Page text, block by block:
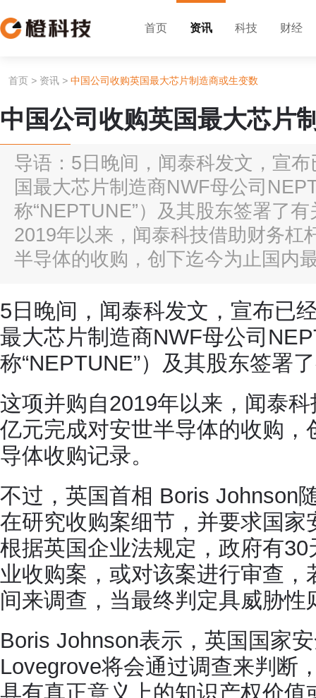
首页 资讯 科技 财经
首页 > 资讯 > 中国公司收购英国最大芯片制造商或生变数
中国公司收购英国最大芯片
导语：5日晚间，闻泰科发文，宣
国最大芯片制造商NWF母公司
称“NEPTUNE”）及其股东签署了
2019年以来，闻泰科技借助财务杠
半导体的收购，创下迄今为止国内
5日晚间，闻泰科发文，宣布已
最大芯片制造商NWF母公司
称“NEPTUNE”）及其股东签署
这项并购自2019年以来，闻泰
亿元完成对安世半导体的收购
导体收购记录。
不过，英国首相 Boris Johnson
在研究收购案细节，并要求国
根据英国企业法规定，政府有
业收购案，或对该案进行审查
间来调查，当最终判定具威胁
Boris Johnson表示，英国国家
Lovegrove将会通过调查来判断
具有真正意义上的知识产权价